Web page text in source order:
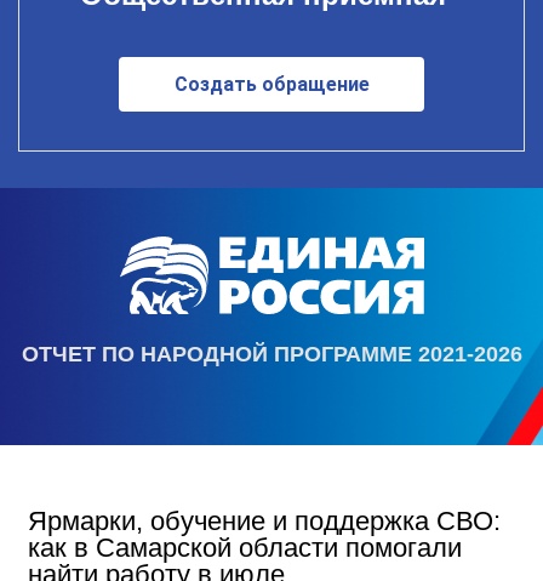
Создать обращение
ОТЧЕТ ПО НАРОДНОЙ ПРОГРАММЕ 2021-2026
Ярмарки, обучение и поддержка СВО:
как в Самарской области помогали
найти работу в июле